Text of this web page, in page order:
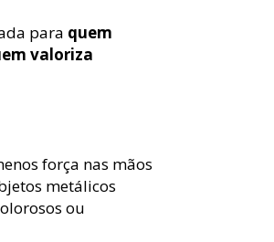
para quem
valoriza
força nas mãos
metálicos
ou